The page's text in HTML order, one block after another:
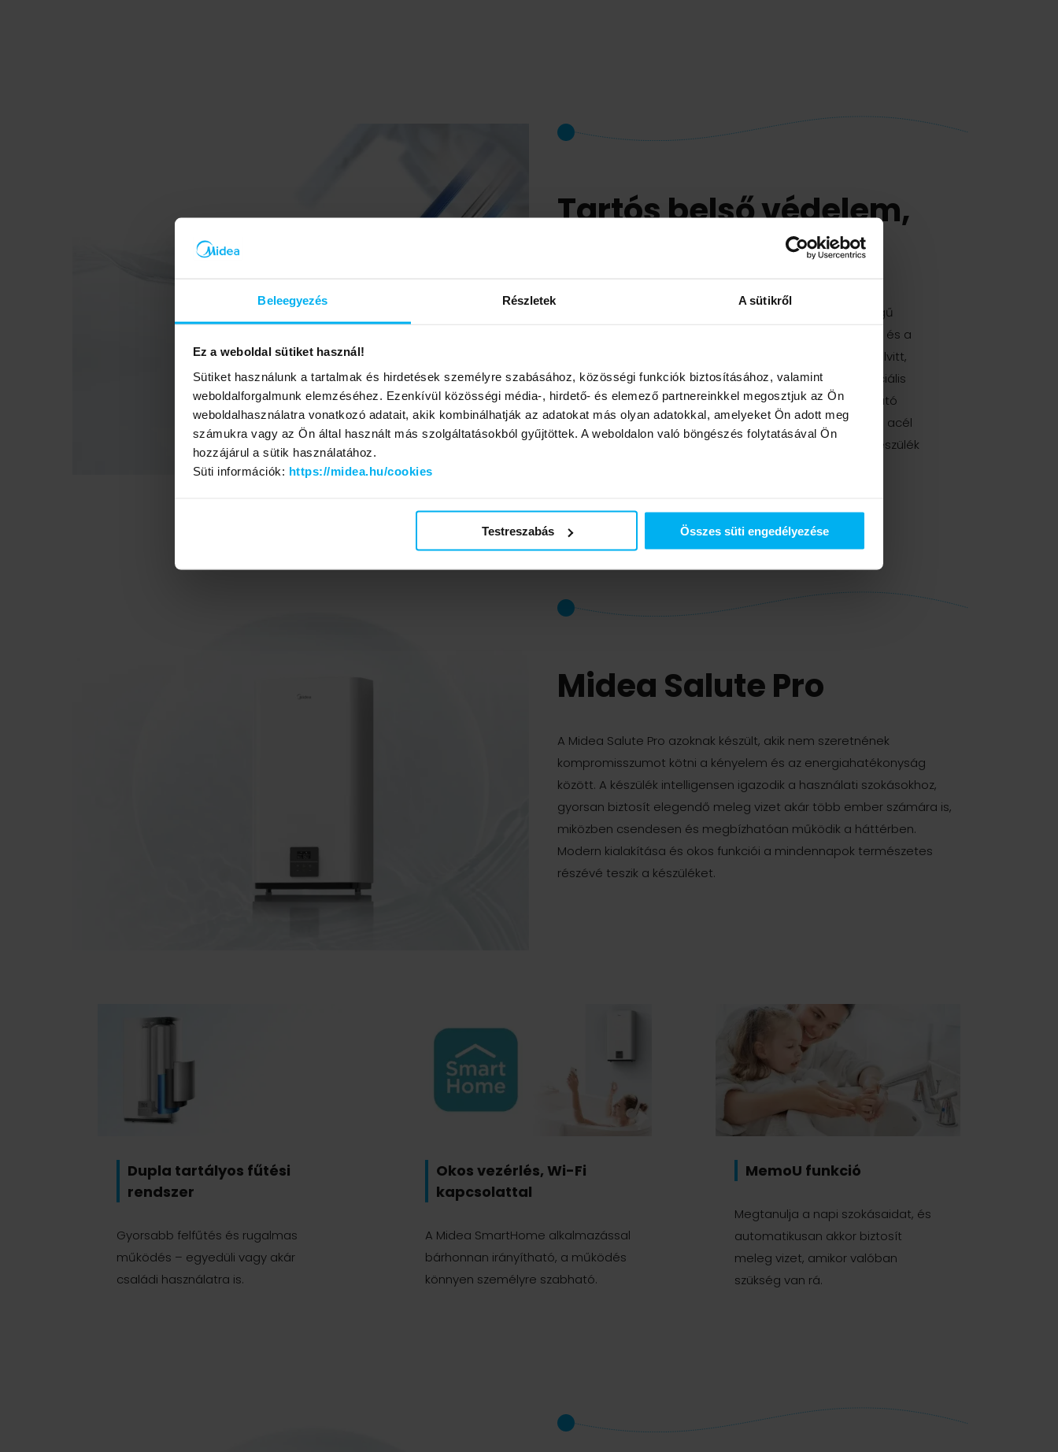
Beleegyezés Részletek A sütikről
Ez a weboldal sütiket használ!
Sütiket használunk a tartalmak és hirdetések személyre szabásához, közösségi funkciók biztosításához, valamint
weboldalforgalmunk elemzéséhez. Ezenkívül közösségi média-, hirdető- és elemező partnereinkkel megosztjuk az Ön
weboldalhasználatra vonatkozó adatait, akik kombinálhatják az adatokat más olyan adatokkal, amelyeket Ön adott meg
számukra vagy az Ön által használt más szolgáltatásokból gyűjtöttek. A weboldalon való böngészés folytatásával Ön
hozzájárul a sütik használatához.
Süti információk: https://midea.hu/cookies
Testreszabás Összes süti engedélyezése
Tartós belső védelem,
hosszú élettartam
A Ti+ SapphirEnamel technológiával ellátott, háromrétegű
zománcozott tartály hatékony védelmet nyújt a korrózió és a
vízkőképződés ellen. A magas minőségű acéllemezre felvitt,
mikroporos tapadó réteg és az 850 °C-on hevített speciális
bevonat együtt biztosítják a tartósságot és a megbízható
működést. A hasonló bevonattal ellátott, rozsdamentes acél
fűtőszál hosszú távon is megőrzi teljesítményét, így a készülék
Midea Salute Pro
A Midea Salute Pro azoknak készült, akik nem szeretnének
kompromisszumot kötni a kényelem és az energiahatékonyság
között. A készülék intelligensen igazodik a használati szokásokhoz,
gyorsan biztosít elegendő meleg vizet akár több ember számára is,
miközben csendesen és megbízhatóan működik a háttérben.
Modern kialakítása és okos funkciói a mindennapok természetes
részévé teszik a készüléket.
Dupla tartályos fűtési
rendszer
Gyorsabb felfűtés és rugalmas
működés – egyedüli vagy akár
családi használatra is.
Okos vezérlés, Wi-Fi
kapcsolattal
A Midea SmartHome alkalmazással
bárhonnan irányítható, a működés
könnyen személyre szabható.
MemoU funkció
Megtanulja a napi szokásaidat, és
automatikusan akkor biztosít
meleg vizet, amikor valóban
szükség van rá.